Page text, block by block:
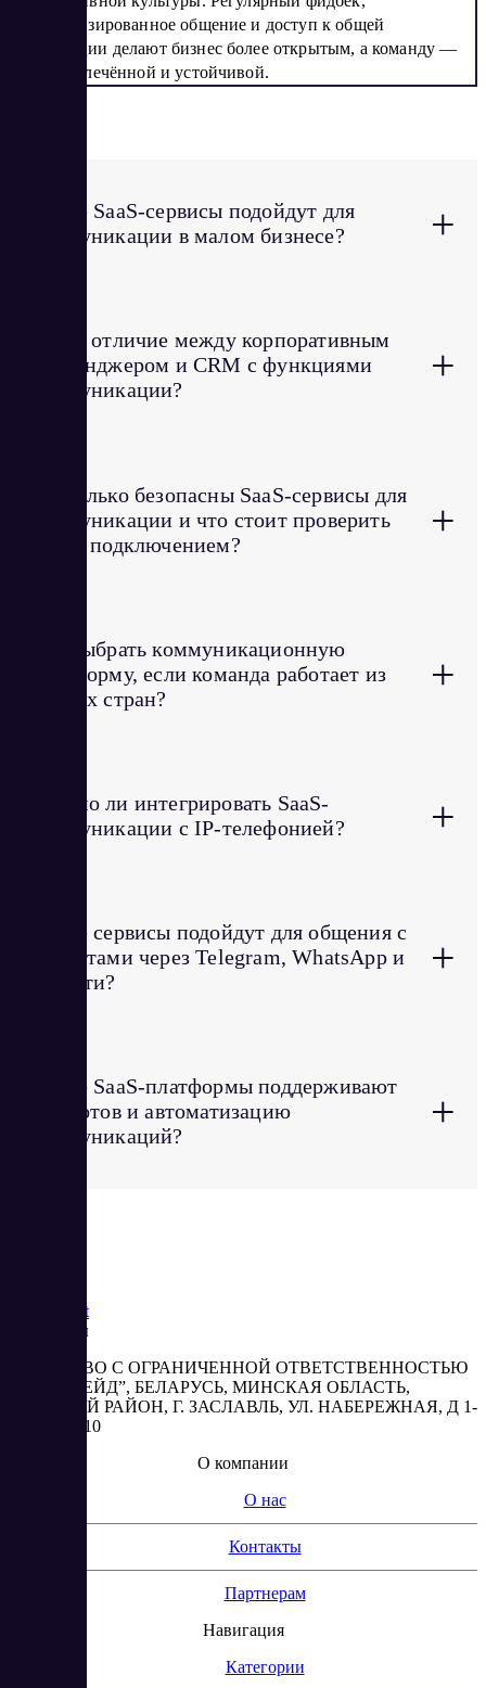
систематизированное общение и доступ к общей
информации делают бизнес более открытым, а команду —
более вовлечённой и устойчивой.
Какие SaaS-сервисы подойдут для
коммуникации в малом бизнесе?
+
В чём отличие между корпоративным
мессенджером и CRM с функциями
коммуникации?
+
Насколько безопасны SaaS-сервисы для
коммуникации и что стоит проверить
перед подключением?
+
Как выбрать коммуникационную
платформу, если команда работает из
разных стран?
+
Можно ли интегрировать SaaS-
коммуникации с IP-телефонией?
+
Какие сервисы подойдут для общения с
клиентами через Telegram, WhatsApp и
соцсети?
+
Какие SaaS-платформы поддерживают
чат-ботов и автоматизацию
коммуникаций?
+
Market
Реквизиты
ОБЩЕСТВО С ОГРАНИЧЕННОЙ ОТВЕТСТВЕННОСТЬЮ
“АБЕСТРЕЙД”, БЕЛАРУСЬ, МИНСКАЯ ОБЛАСТЬ,
МИНСКИЙ РАЙОН, Г. ЗАСЛАВЛЬ, УЛ. НАБЕРЕЖНАЯ, Д 1-
2, КОМ. 310
О компании
О нас
Контакты
Партнерам
Навигация
Категории